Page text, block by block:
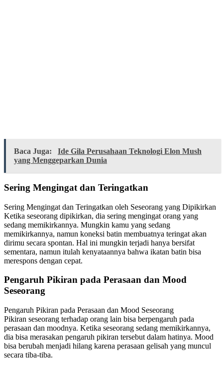
Baca Juga:
Ide Gila Perusahaan Teknologi Elon Mush
yang Menggeparkan Dunia
Sering Mengingat dan Teringatkan
Sering Mengingat dan Teringatkan oleh Seseorang yang Dipikirkan
Ketika seseorang dipikirkan, dia sering mengingat orang yang
sedang memikirkannya. Mungkin kamu yang sedang
memikirkannya, namun koneksi batin membuatnya teringat akan
dirimu secara spontan. Hal ini mungkin terjadi hanya bersifat
sementara, namun itulah kenyataannya bahwa ikatan batin bisa
merespons dengan cepat.
Pengaruh Pikiran pada Perasaan dan Mood
Seseorang
Pengaruh Pikiran pada Perasaan dan Mood Seseorang
Pikiran seseorang terhadap orang lain bisa berpengaruh pada
perasaan dan moodnya. Ketika seseorang sedang memikirkannya,
dia bisa merasakan pengaruh pikiran tersebut dalam hatinya. Mood
bisa berubah menjadi hilang karena perasaan gelisah yang muncul
secara tiba-tiba.